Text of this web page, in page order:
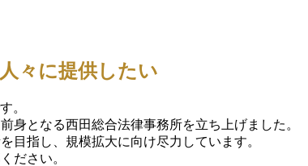
々に提供したい
。
身となる西田総合法律事務所を立ち上げました。
目指し、規模拡大に向け尽力しています。
ださい。